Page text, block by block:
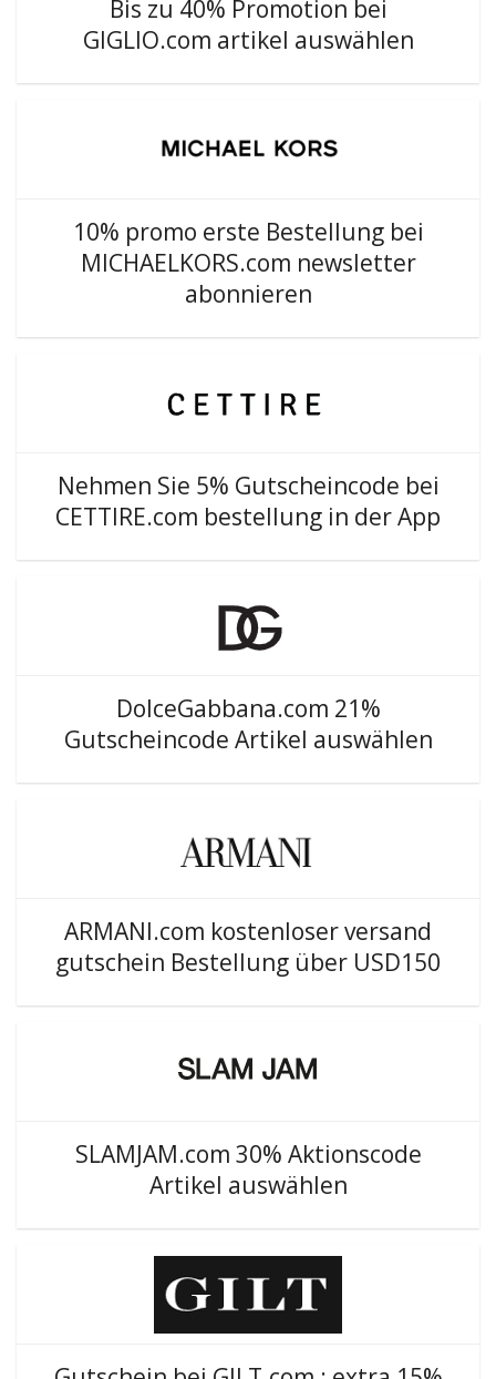
Bis zu 40% Promotion bei
GIGLIO.com artikel auswählen
10% promo erste Bestellung bei
MICHAELKORS.com newsletter
abonnieren
Nehmen Sie 5% Gutscheincode bei
CETTIRE.com bestellung in der App
DolceGabbana.com 21%
Gutscheincode Artikel auswählen
ARMANI.com kostenloser versand
gutschein Bestellung über USD150
SLAMJAM.com 30% Aktionscode
Artikel auswählen